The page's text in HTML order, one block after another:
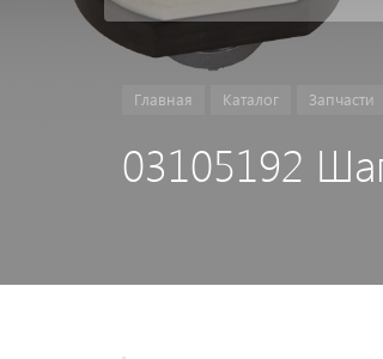
Главная Каталог Запчасти
03105192